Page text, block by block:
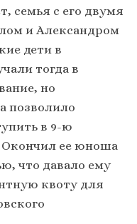
семья с его двумя
и Александром
дети в
тогда в
но
позволило
в 9-ю
ее юноша
что давало ему
квоту для